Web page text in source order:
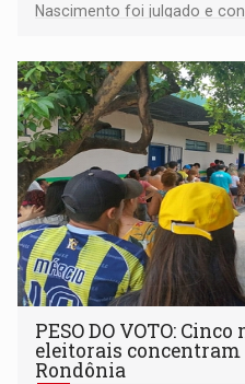
Nascimento foi julgado e
PESO DO VOTO:
eleitorais concentram
Rondônia